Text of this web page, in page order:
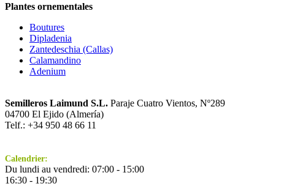
Plantes ornementales
Boutures
Dipladenia
Zantedeschia (Callas)
Calamandino
Adenium
Semilleros Laimund S.L. Paraje Cuatro Vientos, Nº289
04700 El Ejido (Almería)
Telf.: +34 950 48 66 11
Calendrier:
Du lundi au vendredi: 07:00 - 15:00
16:30 - 19:30